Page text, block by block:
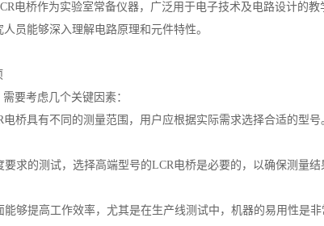
电桥作为实验室常备仪器，广泛用于电子技术及电路设计的教
员能够深入理解电路原理和元件特性。
要考虑几个关键因素：
桥具有不同的测量范围，用户应根据实际需求选择合适的型号
求的测试，选择高端型号的LCR电桥是必要的，以确保测量结
够提高工作效率，尤其是在生产线测试中，机器的易用性是非